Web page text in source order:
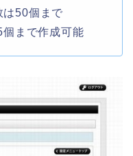
は50個まで
個まで作成可能